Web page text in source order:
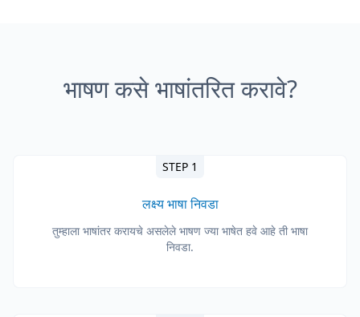
भाषण कसे भाषांतरित करावे?
STEP 1
लक्ष्य भाषा निवडा
तुम्हाला भाषांतर करायचे असलेले भाषण ज्या भाषेत हवे आहे ती भाषा
निवडा.